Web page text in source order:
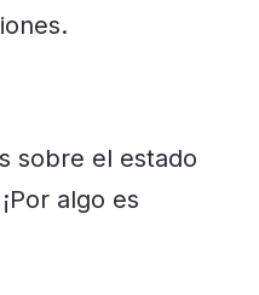
sobre el estado
algo es